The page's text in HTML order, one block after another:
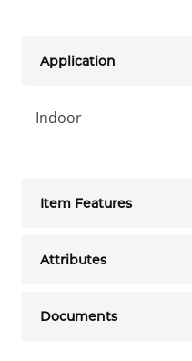
Application
Indoor
Item Features
Attributes
Documents